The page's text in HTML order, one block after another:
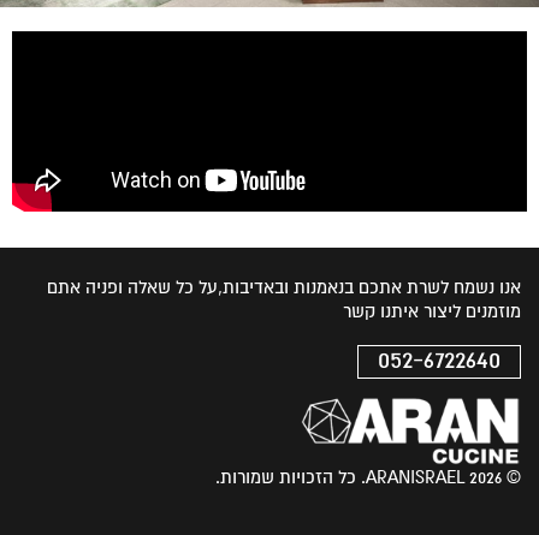
אנו נשמח לשרת אתכם בנאמנות ובאדיבות,על כל שאלה ופניה אתם
מוזמנים ליצור איתנו קשר
052-6722640
© 2026 ARANISRAEL. כל הזכויות שמורות.